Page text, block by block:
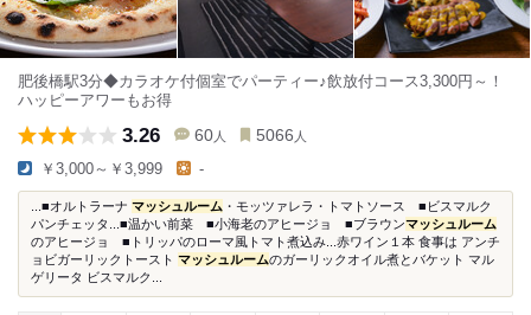
肥後橋駅3分◆カラオケ付個室でパーティー♪飲放付コース3,300円～！
ハッピーアワーもお得
3.26 60 人 5066 人
￥3,000～￥3,999 -
...■オルトラーナ マッシュルーム ・モッツァレラ・トマトソース ■ビスマルク
パンチェッタ...■温かい前菜 ■小海老のアヒージョ ■ブラウンマッシュルーム
のアヒージョ ■トリッパのローマ風トマト煮込み...赤ワイン１本 食事は アンチ
ョビガーリックトースト マッシュルームのガーリックオイル煮とバケット マル
ゲリータ ビスマルク...